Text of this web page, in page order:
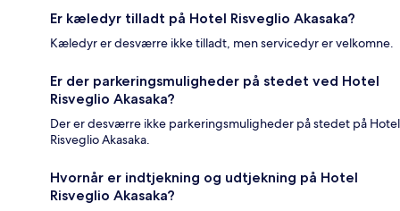
Er kæledyr tilladt på Hotel Risveglio Akasaka?
Kæledyr er desværre ikke tilladt, men servicedyr er velkomne.
Er der parkeringsmuligheder på stedet ved Hotel
Risveglio Akasaka?
Der er desværre ikke parkeringsmuligheder på stedet på Hotel
Risveglio Akasaka.
Hvornår er indtjekning og udtjekning på Hotel
Risveglio Akasaka?